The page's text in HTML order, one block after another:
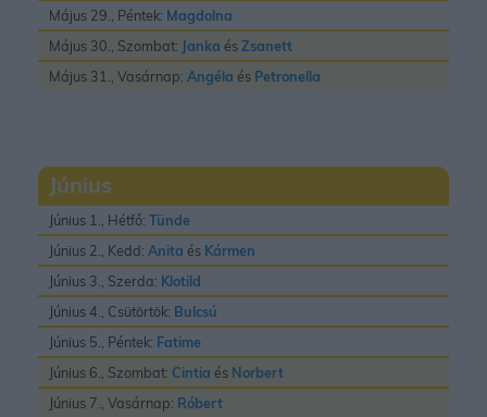
Május 29., Péntek: Magdolna
Május 30., Szombat: Janka ésZsanett
Május 31., Vasárnap: Angéla és Petronella
Június
Június 1., Hétfő: Tünde
Június 2., Kedd: Anita és Kármen
Június 3., Szerda: Klotild
Június 4., Csütörtök: Bulcsú
Június 5., Péntek: Fatime
Június 6., Szombat: Cintia és Norbert
Június 7., Vasárnap: Róbert